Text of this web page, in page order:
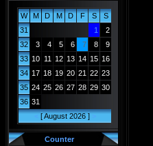
W M D M D F S
S
31
1
2
32
3 4 5 6 7 8
9
33 10 11 12 13 14 15 16
34 17 18 19 20 21 22 23
35 24 25 26 27 28 29 30
36 31
<[ August 2026 ] >
Counter